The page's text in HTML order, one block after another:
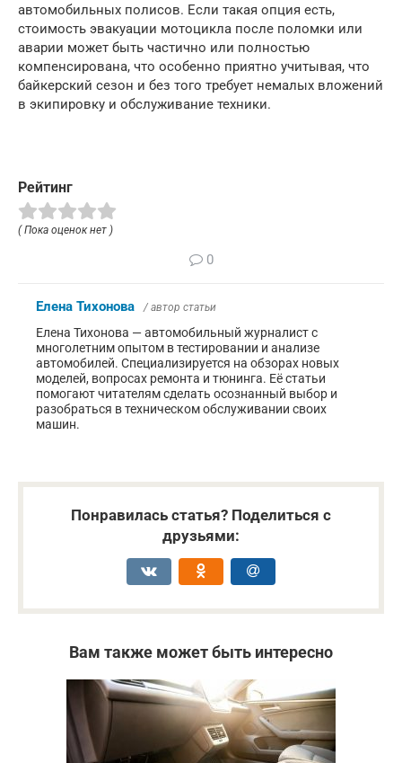
автомобильных полисов. Если такая опция есть,
стоимость эвакуации мотоцикла после поломки или
аварии может быть частично или полностью
компенсирована, что особенно приятно учитывая, что
байкерский сезон и без того требует немалых вложений
в экипировку и обслуживание техники.
Рейтинг
( Пока оценок нет )
0
Елена Тихонова / автор статьи
Елена Тихонова — автомобильный журналист с
многолетним опытом в тестировании и анализе
автомобилей. Специализируется на обзорах новых
моделей, вопросах ремонта и тюнинга. Её статьи
помогают читателям сделать осознанный выбор и
разобраться в техническом обслуживании своих
машин.
Понравилась статья? Поделиться с
друзьями:
Вам также может быть интересно